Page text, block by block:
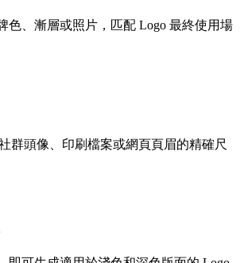
色、漸層或照片，匹配 Logo 最終使用場
群頭像、印刷檔案或網頁頁眉的精確尺